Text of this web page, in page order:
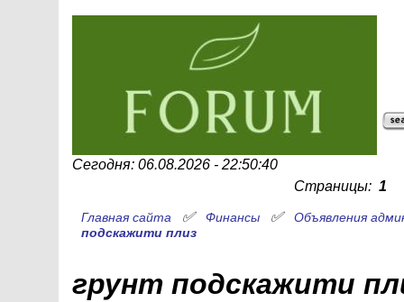
Сегодня: 06.08.2026 - 22:50:40
Страницы: 1
Главная сайта ✅ Финансы ✅ Объявления
подскажити плиз
грунт подскажити